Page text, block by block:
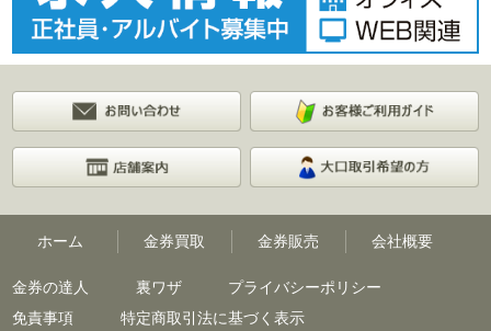
ホーム 金券買取 金券販売 会社概要
金券の達人 裏ワザ
プライバシーポリシー
免責事項
特定商取引法に基づく表示